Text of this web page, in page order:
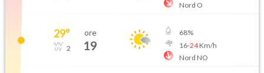
Nord O
29°
2
ore
19
68%
16-24Km/h
Nord NO